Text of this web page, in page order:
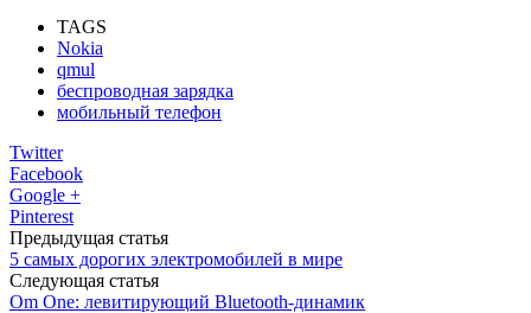
TAGS
Nokia
qmul
беспроводная зарядка
мобильный телефон
Twitter
Facebook
Google +
Pinterest
Предыдущая статья
5 самых дорогих электромобилей в мире
Следующая статья
Om One: левитирующий Bluetooth-динамик